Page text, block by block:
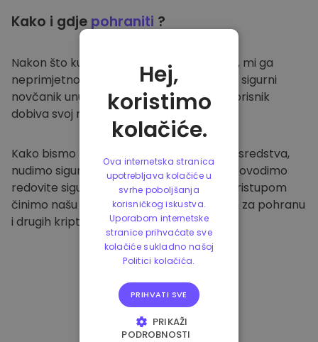
Kako i gdje pohraniti ?
Nakon što kupite na Kriptomat platformi , mi ga
neprimjetno prenosimo u vaš namjenski i sigurni
novčanik unutar naše platforme. Svaki korisnik
dobiva svoj novčanik.
Kako bismo zaštitili naše klijente i njihova sredstva,
nudimo sigurnu izvanmrežnu pohranu i provodimo
redovite sigurnosne provjere. Ovakvim pristupom
činimo našu platformu sigurnim mjestom za pohranu
i drugih kriptovaluta.
Hej,
koristimo
kolačiće.
Ova internetska stranica
upotrebljava kolačiće u
svrhe poboljšanja
korisničkog iskustva.
Uporabom internetske
stranice prihvaćate sve
kolačiće sukladno našoj
Politici kolačića.
PRIHVATI SVE
PRIKAŽI
PODROBNOSTI